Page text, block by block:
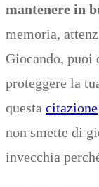
mantenere in
memoria,
Giocando,
proteggere la
questa citazione
non smette di
invecchia